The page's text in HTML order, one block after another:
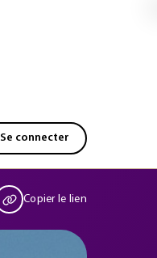
Se connecter
Copier le lien